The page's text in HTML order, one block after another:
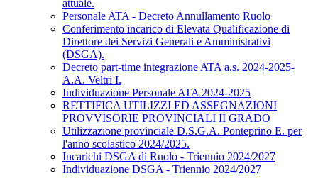
attuale.
Personale ATA - Decreto Annullamento Ruolo
Conferimento incarico di Elevata Qualificazione di
Direttore dei Servizi Generali e Amministrativi
(DSGA).
Decreto part-time integrazione ATA a.s. 2024-2025-
A.A. Veltri I.
Individuazione Personale ATA 2024-2025
RETTIFICA UTILIZZI ED ASSEGNAZIONI
PROVVISORIE PROVINCIALI II GRADO
Utilizzazione provinciale D.S.G.A. Ponteprino E. per
l'anno scolastico 2024/2025.
Incarichi DSGA di Ruolo - Triennio 2024/2027
Individuazione DSGA - Triennio 2024/2027